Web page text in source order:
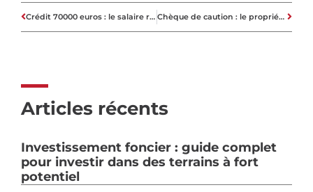
Crédit 70000 euros : le salaire requis pour obtenir le meilleur taux ? Chèque de caution : le propriétaire peut-il l’encaisser dès la remise ?
Articles récents
Investissement foncier : guide complet
pour investir dans des terrains à fort
potentiel